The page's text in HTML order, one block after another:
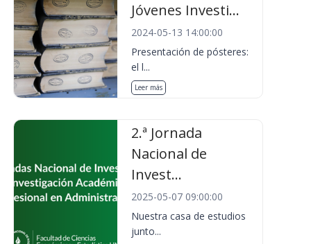
Jóvenes Investi...
2024-05-13 14:00:00
Presentación de pósteres:
el l...
Leer más
2.ª Jornada
Nacional de
Invest...
2025-05-07 09:00:00
Nuestra casa de estudios
junto...